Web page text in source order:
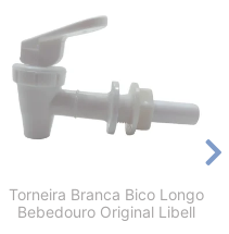
Torneira Branca Bico Longo
Bebedouro Original Libell